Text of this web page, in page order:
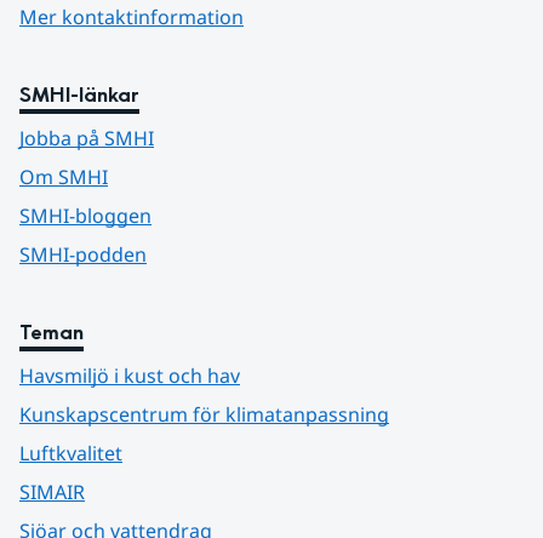
Mer kontaktinformation
SMHI-länkar
Jobba på SMHI
Om SMHI
SMHI-bloggen
SMHI-podden
Teman
Havsmiljö i kust och hav
Kunskapscentrum för klimatanpassning
Luftkvalitet
SIMAIR
Sjöar och vattendrag